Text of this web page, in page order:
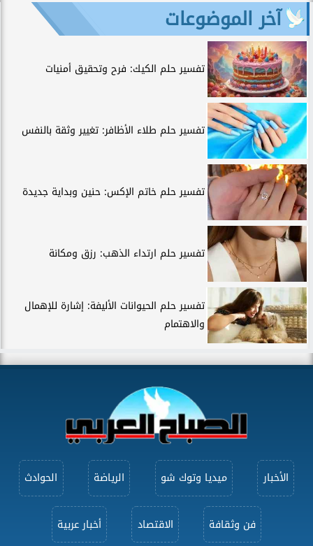
آخر الموضوعات
تفسير حلم الكيك: فرح وتحقيق أمنيات
تفسير حلم طلاء الأظافر: تغيير وثقة بالنفس
تفسير حلم خاتم الإكس: حنين وبداية جديدة
تفسير حلم ارتداء الذهب: رزق ومكانة
تفسير حلم الحيوانات الأليفة: إشارة للإهمال
والاهتمام
الأخبار ميديا وتوك شو الرياضة الحوادث
فن وثقافة الاقتصاد أخبار عربية